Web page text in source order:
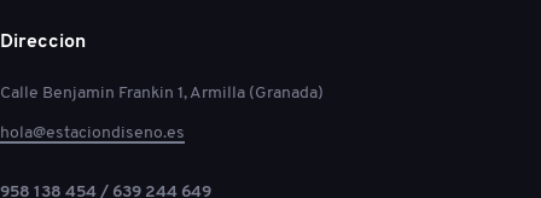
Direccion
Calle Benjamin Frankin 1, Armilla (Granada)
hola@estaciondiseno.es
958 138 454 / 639 244 649